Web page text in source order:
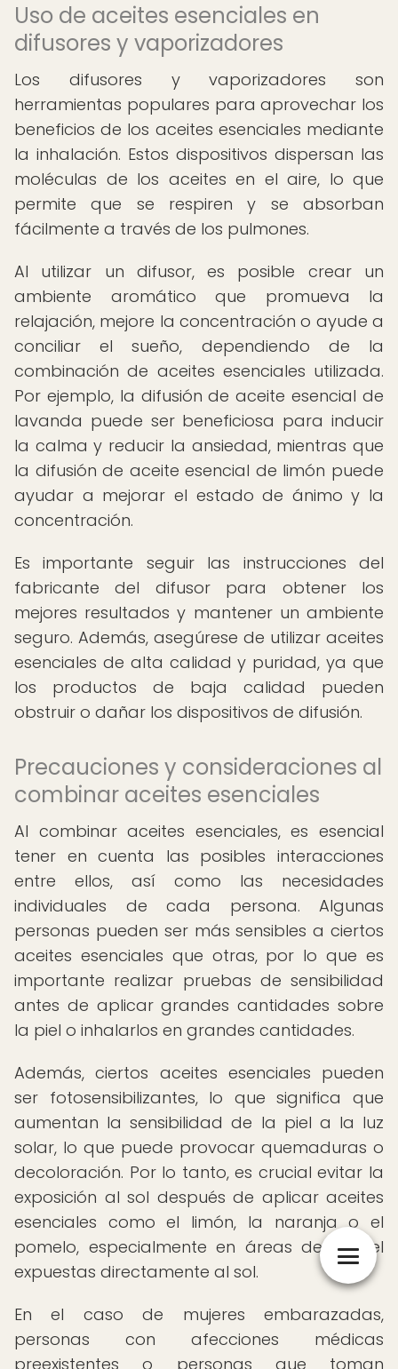
Uso de aceites esenciales en
difusores y vaporizadores
Los difusores y vaporizadores son
herramientas populares para aprovechar los
beneficios de los aceites esenciales mediante
la inhalación. Estos dispositivos dispersan las
moléculas de los aceites en el aire, lo que
permite que se respiren y se absorban
fácilmente a través de los pulmones.
Al utilizar un difusor, es posible crear un
ambiente aromático que promueva la
relajación, mejore la concentración o ayude a
conciliar el sueño, dependiendo de la
combinación de aceites esenciales utilizada.
Por ejemplo, la difusión de aceite esencial de
lavanda puede ser beneficiosa para inducir
la calma y reducir la ansiedad, mientras que
la difusión de aceite esencial de limón puede
ayudar a mejorar el estado de ánimo y la
concentración.
Es importante seguir las instrucciones del
fabricante del difusor para obtener los
mejores resultados y mantener un ambiente
seguro. Además, asegúrese de utilizar aceites
esenciales de alta calidad y puridad, ya que
los productos de baja calidad pueden
obstruir o dañar los dispositivos de difusión.
Precauciones y consideraciones al
combinar aceites esenciales
Al combinar aceites esenciales, es esencial
tener en cuenta las posibles interacciones
entre ellos, así como las necesidades
individuales de cada persona. Algunas
personas pueden ser más sensibles a ciertos
aceites esenciales que otras, por lo que es
importante realizar pruebas de sensibilidad
antes de aplicar grandes cantidades sobre
la piel o inhalarlos en grandes cantidades.
Además, ciertos aceites esenciales pueden
ser fotosensibilizantes, lo que significa que
aumentan la sensibilidad de la piel a la luz
solar, lo que puede provocar quemaduras o
decoloración. Por lo tanto, es crucial evitar la
exposición al sol después de aplicar aceites
esenciales como el limón, la naranja o el
pomelo, especialmente en áreas de la piel
expuestas directamente al sol.
En el caso de mujeres embarazadas,
personas con afecciones médicas
preexistentes o personas que toman